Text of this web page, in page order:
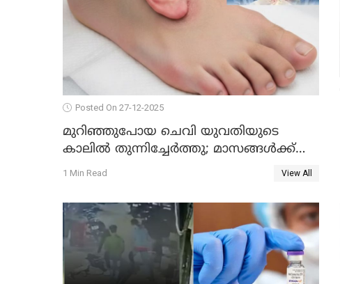
Posted On 27-12-2025
മുറിഞ്ഞുപോയ ചെവി യുവതിയുടെ
കാലിൽ തുന്നിച്ചേർത്തു; മാസങ്ങൾക്ക്
ശേഷം യഥാസ്ഥാനത്ത് തുന്നിച്ചേർത്തു
1 Min Read View All